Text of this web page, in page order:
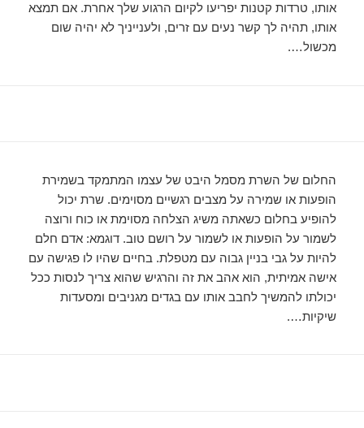
אותו, טרדות קטנות יפריעו לקיום הרגוע שלך אחרת. אם תמצא
אותו, תהיה לך קשר נעים עם זרים, ולענייניך לא יהיה שום
מכשול….
החלום של השרת מסמל היבט של עצמו המתמקד בשמירת
הופעות או שמירה על מצבים רגשיים מסוימים. שרת יכול
להופיע בחלום כשאתה משיג הצלחה מסוימת או כוח ורוצה
לשמור על הופעות או לשמור על רושם טוב. דוגמא: אדם חלם
להיות על גבי בניין גבוה עם מטפלת. בחיים שהיו לו פגישה עם
אישה אמיתית, הוא אהב את זה והרגיש שהוא צריך לנסות ככל
יכולתו להמשיך לחבב אותו עם בגדים מגניבים ומסעדות
שיקיות….